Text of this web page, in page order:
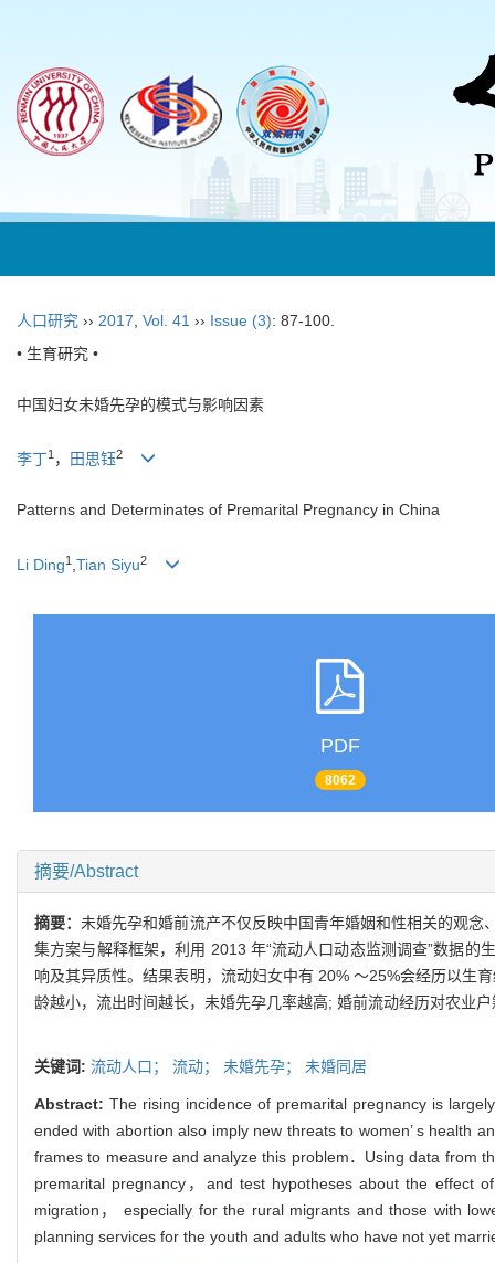
人口研究 ›› 2017 Vol. 41 ›› Issue (3): 87-100.
• 生育研究 •
中国妇女未婚先孕的模式与影响因素
李丁1 ， 田思钰2
Patterns and Determinates of Premarital Pregnancy in China
Li Ding1 Tian Siyu2
PDF
8062
摘要/Abstract
摘要：未婚先孕和婚前流产不仅反映中国青年婚姻和性相关的观
集方案与解释框架，利用 2013 年“流动人口动态监测调查”数据
响及其异质性。结果表明，流动妇女中有 20% ～25%会经历以生
龄越小，流出时间越长，未婚先孕几率越高; 婚前流动经历对农业
关键词: 流动人口； 流动； 未婚先孕； 未婚同居
Abstract: The rising incidence of premarital pregnancy is
ended with abortion also imply new threats to women’ s health
frames to measure and analyze this problem．Using data from
premarital pregnancy，and test hypotheses about the effect
migration， especially for the rural migrants and those with
planning services for the youth and adults who have not yet